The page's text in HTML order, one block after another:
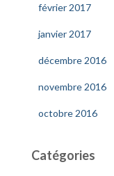
février 2017
janvier 2017
décembre 2016
novembre 2016
octobre 2016
Catégories